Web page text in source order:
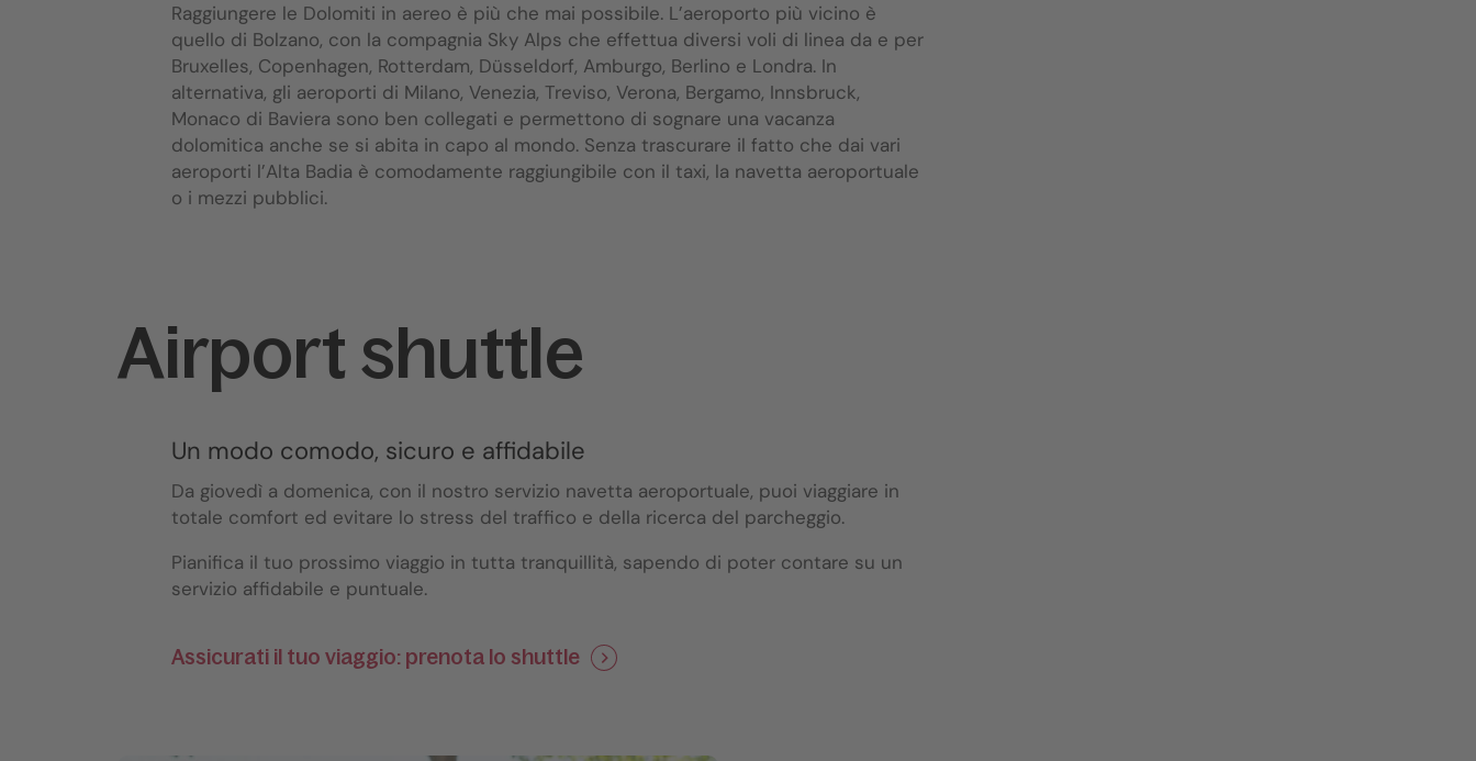
Raggiungere le Dolomiti in aereo è più che mai possibile. L’aeroporto più vicino è
quello di Bolzano, con la compagnia Sky Alps che effettua diversi voli di linea da e per
Bruxelles, Copenhagen, Rotterdam, Düsseldorf, Amburgo, Berlino e Londra. In
alternativa, gli aeroporti di Milano, Venezia, Treviso, Verona, Bergamo, Innsbruck,
Monaco di Baviera sono ben collegati e permettono di sognare una vacanza
dolomitica anche se si abita in capo al mondo. Senza trascurare il fatto che dai vari
aeroporti l’Alta Badia è comodamente raggiungibile con il taxi, la navetta aeroportuale
o i mezzi pubblici.
Airport shuttle
Un modo comodo, sicuro e affidabile
Da giovedì a domenica, con il nostro servizio navetta aeroportuale, puoi viaggiare in
totale comfort ed evitare lo stress del traffico e della ricerca del parcheggio.
Pianifica il tuo prossimo viaggio in tutta tranquillità, sapendo di poter contare su un
servizio affidabile e puntuale.
Assicurati il tuo viaggio: prenota lo shuttle